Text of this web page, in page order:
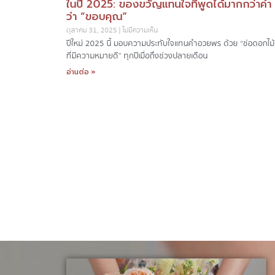
ในปี 2025: ของขวัญแทนใจที่พูดได้มากกว่าคำ
ว่า “ขอบคุณ”
ตุลาคม 31, 2025 ไม่มีความเห็น
ปีใหม่ 2025 นี้ มอบความประทับใจแทนคำอวยพร ด้วย “ช่อดอกไม้
ที่มีความหมายดี” ทุกปีเมื่อถึงช่วงปลายเดือน
อ่านต่อ »